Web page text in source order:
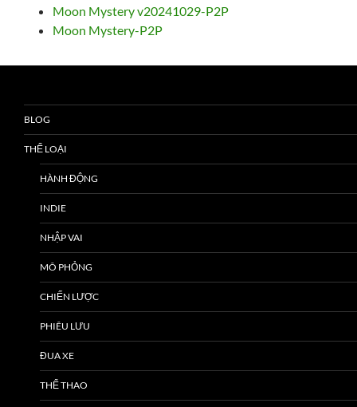
Moon Mystery v20241029-P2P
Moon Mystery-P2P
BLOG
THỂ LOẠI
HÀNH ĐỘNG
INDIE
NHẬP VAI
MÔ PHỎNG
CHIẾN LƯỢC
PHIÊU LƯU
ĐUA XE
THỂ THAO